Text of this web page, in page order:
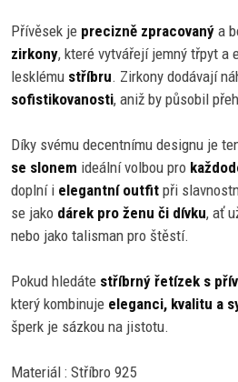
Přívěsek je precizně zpracovaný a
zirkony, které vytvářejí jemný třpyt a
lesklému stříbru. Zirkony dodávají
sofistikovanosti, aniž by působil
Díky svému decentnímu designu je
se slonem ideální volbou pro
doplní i elegantní outfit při
se jako dárek pro ženu či dívku, ať
nebo jako talisman pro štěstí.
Pokud hledáte stříbrný řetízek s
který kombinuje eleganci, kvalitu a
šperk je sázkou na jistotu.
Materiál : Stříbro 925